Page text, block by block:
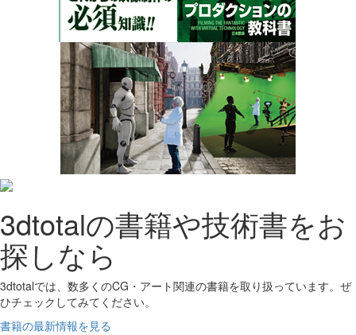
3dtotalの書籍や技術書をお
探しなら
3dtotalでは、数多くのCG・アート関連の書籍を取り扱っています。ぜ
ひチェックしてみてください。
書籍の最新情報を見る